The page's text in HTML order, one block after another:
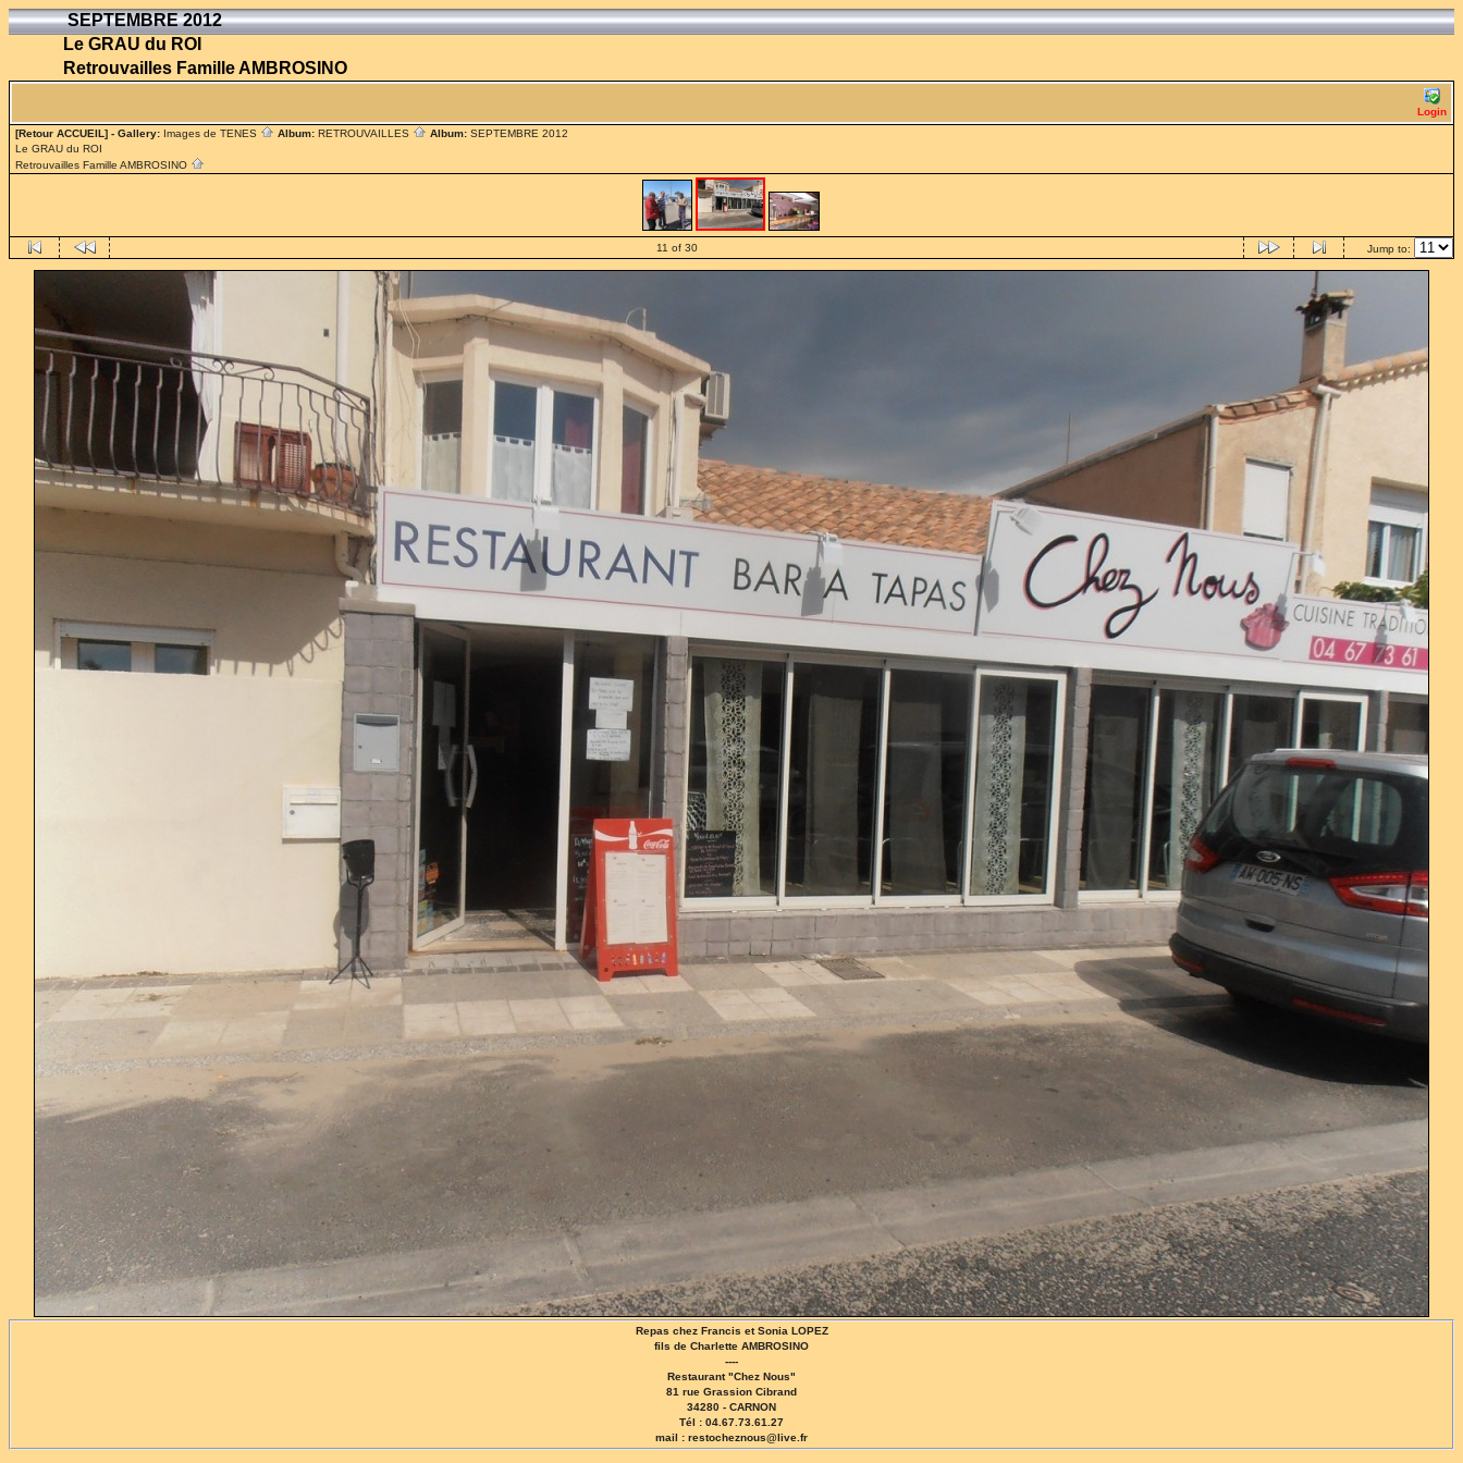
SEPTEMBRE 2012
Le GRAU du ROI
Retrouvailles Famille AMBROSINO
Login
[Retour ACCUEIL] - Gallery: Images de TENES Album: RETROUVAILLES Album: SEPTEMBRE 2012
Le GRAU du ROI
Retrouvailles Famille AMBROSINO
11 of 30 Jump to:
Repas chez Francis et Sonia LOPEZ
fils de Charlette AMBROSINO
----
Restaurant "Chez Nous"
81 rue Grassion Cibrand
34280 - CARNON
Tél : 04.67.73.61.27
mail : restocheznous@live.fr